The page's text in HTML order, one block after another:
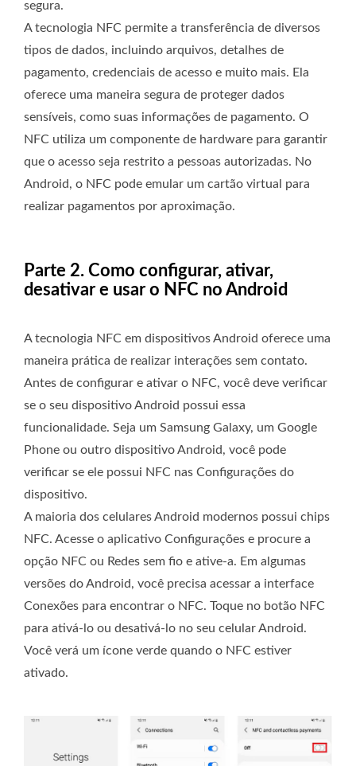
segura.
A tecnologia NFC permite a transferência de diversos
tipos de dados, incluindo arquivos, detalhes de
pagamento, credenciais de acesso e muito mais. Ela
oferece uma maneira segura de proteger dados
sensíveis, como suas informações de pagamento. O
NFC utiliza um componente de hardware para garantir
que o acesso seja restrito a pessoas autorizadas. No
Android, o NFC pode emular um cartão virtual para
realizar pagamentos por aproximação.
Parte 2. Como configurar, ativar,
desativar e usar o NFC no Android
A tecnologia NFC em dispositivos Android oferece uma
maneira prática de realizar interações sem contato.
Antes de configurar e ativar o NFC, você deve verificar
se o seu dispositivo Android possui essa
funcionalidade. Seja um Samsung Galaxy, um Google
Phone ou outro dispositivo Android, você pode
verificar se ele possui NFC nas Configurações do
dispositivo.
A maioria dos celulares Android modernos possui chips
NFC. Acesse o aplicativo Configurações e procure a
opção NFC ou Redes sem fio e ative-a. Em algumas
versões do Android, você precisa acessar a interface
Conexões para encontrar o NFC. Toque no botão NFC
para ativá-lo ou desativá-lo no seu celular Android.
Você verá um ícone verde quando o NFC estiver
ativado.